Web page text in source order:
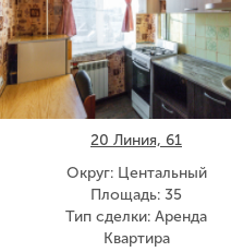
20 Линия, 61
Округ: Центальный
Площадь: 35
Тип сделки: Аренда
Квартира